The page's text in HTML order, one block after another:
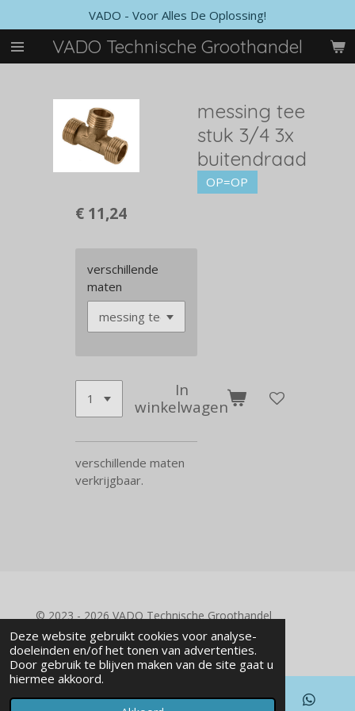
Deze website gebruikt cookies voor analyse-
doeleinden en/of het tonen van advertenties.
Door gebruik te blijven maken van de site gaat u
hiermee akkoord.
direct
naar
de
VADO Technische Groothandel
VADO - Voor Alles De Oplossing!
messing tee
stuk 3/4 3x
buitendraad
OP=OP
€ 11,24
verschillende
maten
In
winkelwagen
verschillende maten
verkrijgbaar.
© 2023 - 2026 VADO Technische Groothandel
Powered byJouwWeb